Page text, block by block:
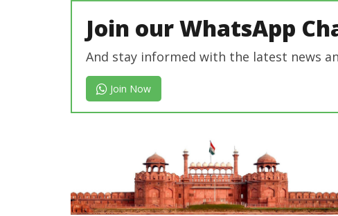
Join our WhatsApp
And stay informed with the latest news
Join Now